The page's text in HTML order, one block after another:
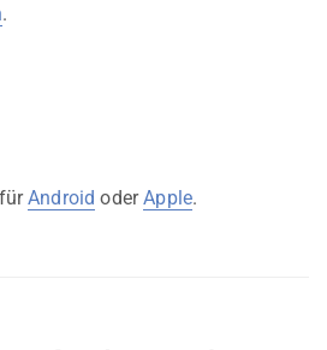
.
fürAndroid oderApple.